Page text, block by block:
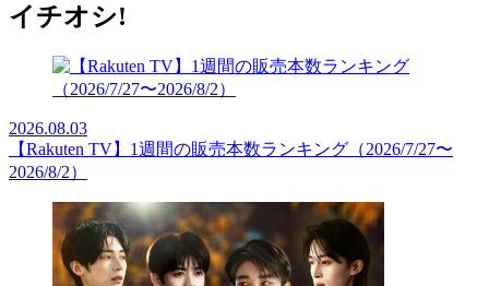
イチオシ!
2026.08.03
【Rakuten TV】1週間の販売本数ランキング（2026/7/27〜
2026/8/2）